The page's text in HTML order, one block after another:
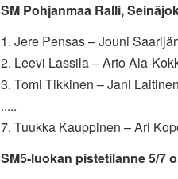
SM Pohjanmaa Ralli,
1. Jere Pensas – Jouni
2. Leevi Lassila – Arto Ala-
3. Tomi Tikkinen – Jani
.....
7. Tuukka Kauppinen – Ari
SM5-luokan pistetilanne 5/7